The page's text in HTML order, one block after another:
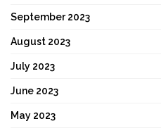
September 2023
August 2023
July 2023
June 2023
May 2023